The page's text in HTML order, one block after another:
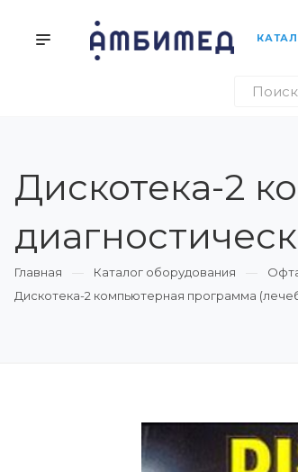
Дискотека-2
Главная Каталог оборудования
Дискотека-2 компьютерная программа